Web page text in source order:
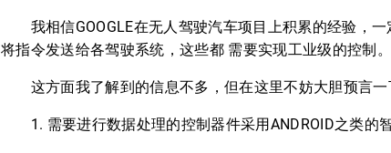
我相信GOOGLE在无人驾驶汽车项目上积累的经验，一
将指令发送给各驾驶系统，这些都 需要实现工业级的控制。
这方面我了解到的信息不多，但在这里不妨大胆预言一
1. 需要进行数据处理的控制器件采用ANDROID之类的智